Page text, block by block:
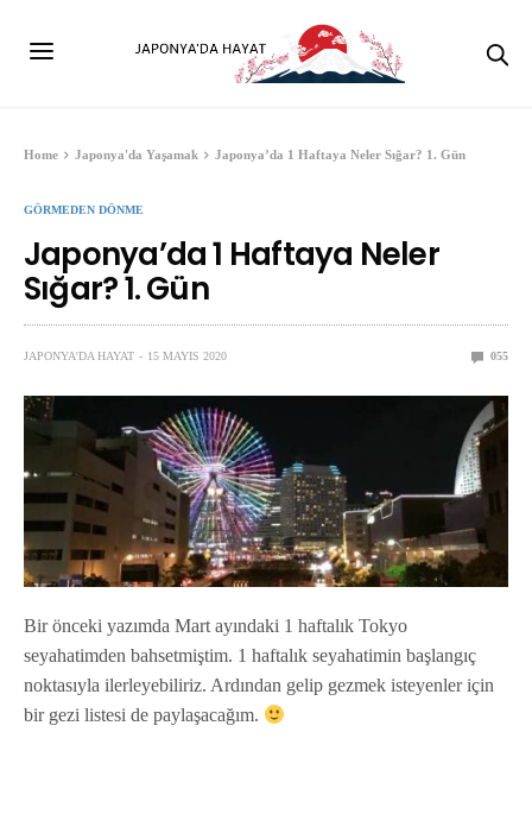
Home Japonya'da Yaşamak Japonya’da 1 Haftaya Neler Sığar? 1. Gün
GÖRMEDEN DÖNME
Japonya’da 1 Haftaya Neler
Sığar? 1. Gün
JAPONYA'DA HAYAT 15 MAYIS 2020 055
Bir önceki yazımda Mart ayındaki 1 haftalık Tokyo
seyahatimden bahsetmiştim. 1 haftalık seyahatimin başlangıç
noktasıyla ilerleyebiliriz. Ardından gelip gezmek isteyenler için
bir gezi listesi de paylaşacağım.